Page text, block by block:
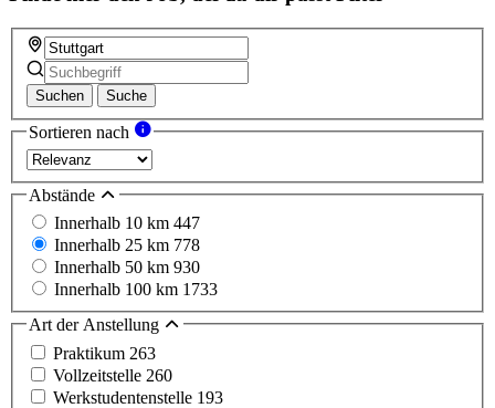
Suchen Suche
Sortieren nach
Abstände
Innerhalb 10 km 447
Innerhalb 25 km 778
Innerhalb 50 km 930
Innerhalb 100 km 1733
Art der Anstellung
Praktikum 263
Vollzeitstelle 260
Werkstudentenstelle 193